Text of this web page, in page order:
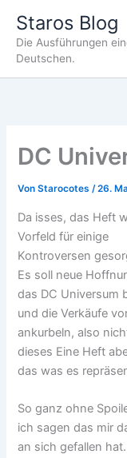
Inhalt
springen
Staros Blog
Die Ausführungen
Deutschen.
DC
VonStarocotes/26.
Da isses, das Heft
Vorfeld für einige
Kontroversen
Es soll neue
das DC Universum
und die Verkäufe
ankurbeln, also
dieses Eine Heft
das was es
So ganz ohne
ich sagen das mir
an sich gefallen